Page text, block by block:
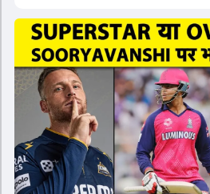
पटेल इस रेस में काफी पीछे हैं, जबकि संजू सैमसन
दौड़ से बाहर हैं। आगामी सीरीज के लिए वैभव
टीम में शामिल किया जाएगा, जबकि अभिषेक
होंगे। इसके अलावा नीतीश रेड्डी को बतौर
अगरकर की अगुवाई वाली चयन समिति और कोच
कप और 2028 ओलंपिक के लिए लंबी अवधि का